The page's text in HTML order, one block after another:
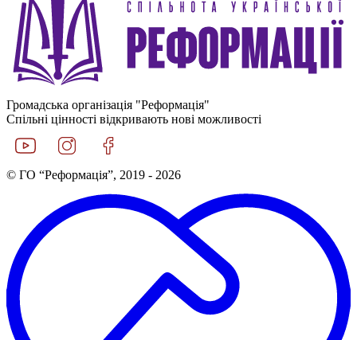
Громадська організація "Реформація"
Спільні цінності відкривають нові можливості
© ГО “Реформація”, 2019 - 2026